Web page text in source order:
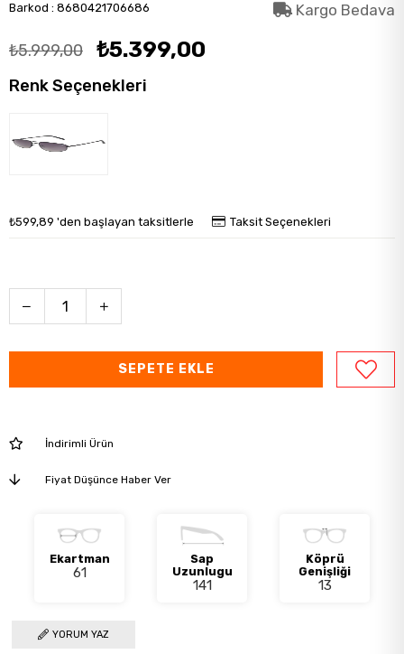
Barkod : 8680421706686 Kargo Bedava
₺5.999,00 ₺5.399,00
Renk Seçenekleri
₺599,89 'den başlayan taksitlerle Taksit Seçenekleri
İndirimli Ürün
Fiyat Düşünce Haber Ver
Ekartman
61
Sap
Uzunlugu
141
Köprü
Genişliği
13
YORUM YAZ